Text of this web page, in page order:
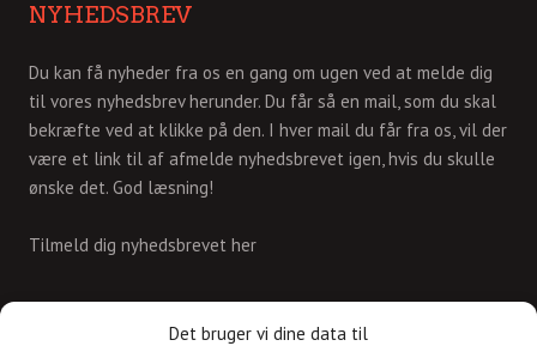
Det bruger vi dine data til
NYHEDSBREV
Du kan få nyheder fra os en gang om ugen ved at melde dig
til vores nyhedsbrev herunder. Du får så en mail, som du skal
bekræfte ved at klikke på den. I hver mail du får fra os, vil der
være et link til af afmelde nyhedsbrevet igen, hvis du skulle
ønske det. God læsning!
Tilmeld dig nyhedsbrevet her